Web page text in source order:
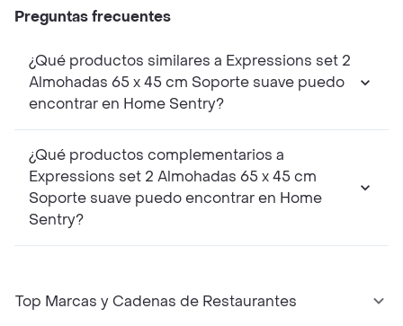
Preguntas frecuentes
¿Qué productos similares a Expressions set 2
Almohadas 65 x 45 cm Soporte suave puedo
encontrar en Home Sentry?
¿Qué productos complementarios a
Expressions set 2 Almohadas 65 x 45 cm
Soporte suave puedo encontrar en Home
Sentry?
Top Marcas y Cadenas de Restaurantes